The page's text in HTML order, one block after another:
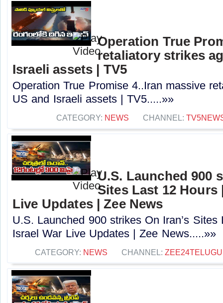
Operation True
retaliatory strikes
Israeli assets | TV5
Operation True Promise 4..Iran massive
US and Israeli assets | TV5.....»»
CATEGORY: NEWS CHANNEL:
U.S. Launched 900
Sites Last 12 Hours
Live Updates | Zee News
U.S. Launched 900 strikes On Iran’s
Israel War Live Updates | Zee News.....»»
CATEGORY: NEWS CHANNEL: